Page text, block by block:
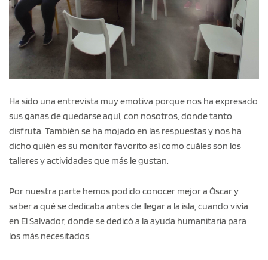
Ha sido una entrevista muy emotiva porque nos ha expresado
sus ganas de quedarse aquí, con nosotros, donde tanto
disfruta. También se ha mojado en las respuestas y nos ha
dicho quién es su monitor favorito así como cuáles son los
talleres y actividades que más le gustan.
Por nuestra parte hemos podido conocer mejor a Óscar y
saber a qué se dedicaba antes de llegar a la isla, cuando vivía
en El Salvador, donde se dedicó a la ayuda humanitaria para
los más necesitados.